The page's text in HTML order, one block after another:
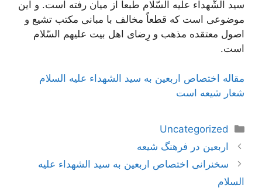
سید الشّهداء علیه السّلام طبعاً از میان رفته است. و این
موضوعی است که قطعاً مخالف با مبانی مکتب تشیع و
اصول معتقده مذهب و رِضای اهل بیت علیهم السّلام
است.
مقاله اختصاص اربعین به سید الشهداء علیه السلام
شعار شیعه است
دسته‌ها
Uncategorized
ناوبری
نوشته‌ها
اربعین در فرهنگ شیعه
سخنرانی اختصاص اربعین به سید الشهداء علیه
السلام